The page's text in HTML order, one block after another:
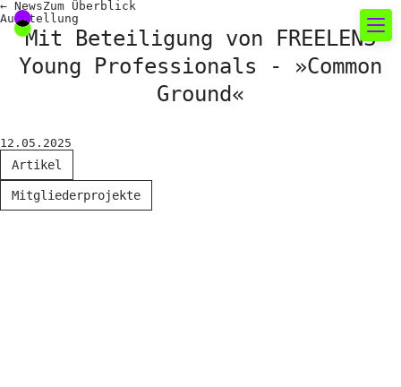
Neues rund um die
Das aktuelle Foto
News
Termine
← NewsZum Überblick
Ausstellung
Mit Beteiligung von FREELENS
Young Professionals - »Common
Ground«
12.05.2025
Artikel
Mitgliederprojekte